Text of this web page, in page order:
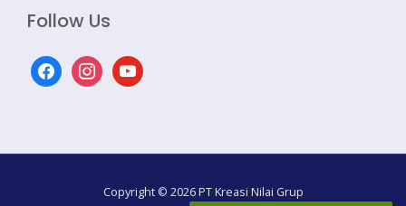
Follow Us
facebookinstagramyoutube
Copyright © 2026 PT Kreasi Nilai Grup